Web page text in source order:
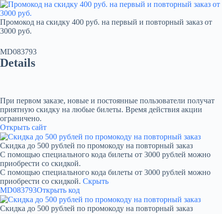
Промокод на скидку 400 руб. на первый и повторный заказ от
3000 руб.
MD083793
Details
При первом заказе, новые и постоянные пользователи получат
приятную скидку на любые билеты. Время действия акции
ограничено.
Открыть сайт
Скидка до 500 рублей по промокоду на повторный заказ
С помощью специального кода билеты от 3000 рублей можно
приобрести со скидкой.
С помощью специального кода билеты от 3000 рублей можно
приобрести со скидкой. Скрыть
MD083793Открыть код
Скидка до 500 рублей по промокоду на повторный заказ